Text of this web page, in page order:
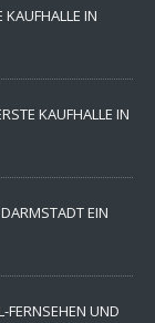
KAUFHALLE IN
KAUFHALLE IN
EIN
FERNSEHEN UND